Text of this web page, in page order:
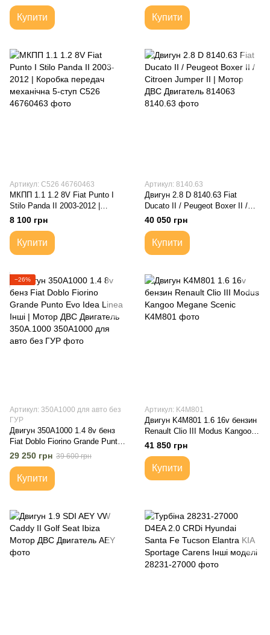
Купити Купити
Артикул: C526 46760463
МКПП 1.1 1.2 8V Fiat Punto I
Stilo Panda II 2003-2012 |
Коробка передач механічна 5-
8 100 грн
Купити
Артикул: 8140.63
Двигун 2.8 D 8140.63 Fiat
Ducato II / Peugeot Boxer II /
Citroen Jumper II | Мотор ДВС
Двигатель 814063
40 050 грн
Купити
−26%
Артикул: 350A1000 для авто без
ГУР
Двигун 350A1000 1.4 8v бенз
Fiat Doblo Fiorino Grande Punto
Evo Idea Linea Інші | Мотор
ДВС Двигатель 350A.1000
29 250 грн 39 600 грн
Купити
Артикул: K4M801
Двигун K4M801 1.6 16v бензин
Renault Clio III Modus Kangoo
Megane Scenic
41 850 грн
Купити